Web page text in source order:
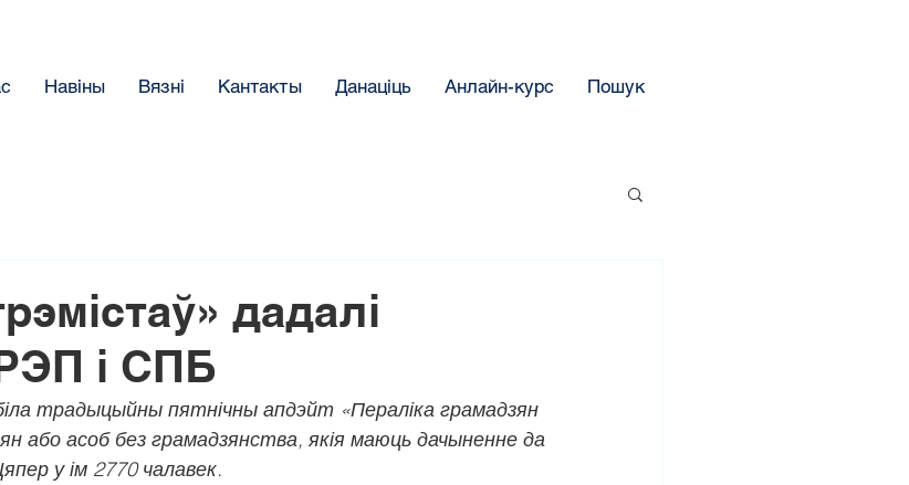
Навіны Вязнi Кантакты Данацiць Анлайн-курс Пошук
дадалі
і СПБ
традыцыйны пятнічны апдэйт «Пераліка грамадзян
або асоб без грамадзянства, якія маюць дачыненне да
у ім 2770 чалавек.